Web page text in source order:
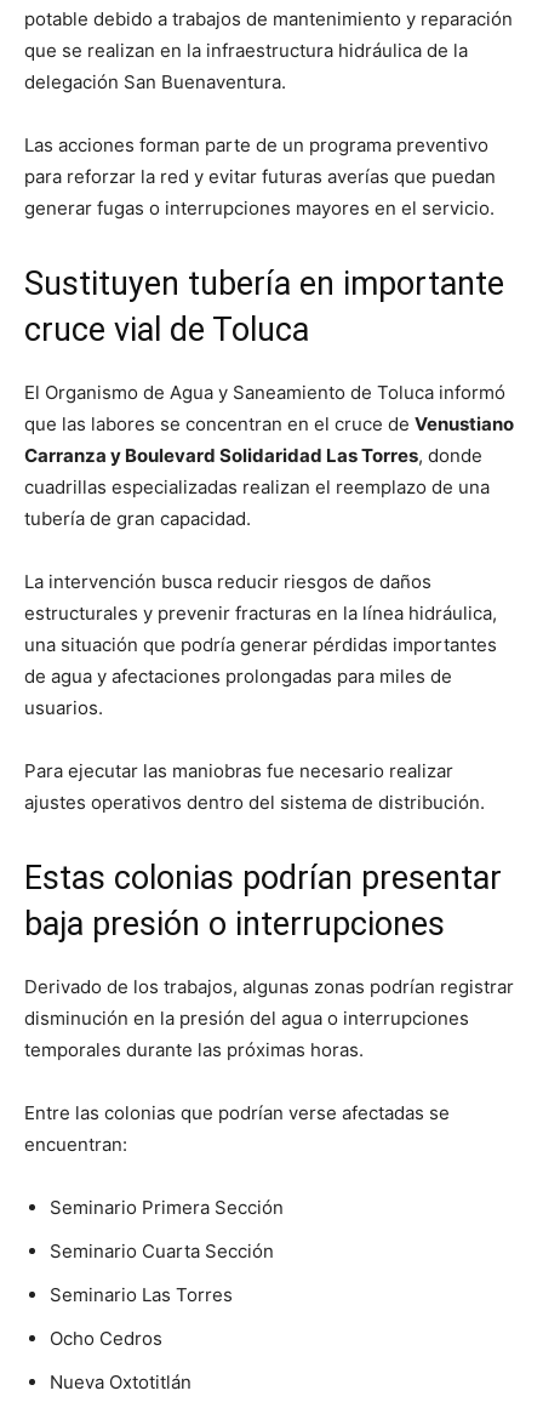
potable debido a trabajos de mantenimiento y reparación
que se realizan en la infraestructura hidráulica de la
delegación San Buenaventura.
Las acciones forman parte de un programa preventivo
para reforzar la red y evitar futuras averías que puedan
generar fugas o interrupciones mayores en el servicio.
Sustituyen tubería en importante
cruce vial de Toluca
El Organismo de Agua y Saneamiento de Toluca informó
que las labores se concentran en el cruce de Venustiano
Carranza y Boulevard Solidaridad Las Torres, donde
cuadrillas especializadas realizan el reemplazo de una
tubería de gran capacidad.
La intervención busca reducir riesgos de daños
estructurales y prevenir fracturas en la línea hidráulica,
una situación que podría generar pérdidas importantes
de agua y afectaciones prolongadas para miles de
usuarios.
Para ejecutar las maniobras fue necesario realizar
ajustes operativos dentro del sistema de distribución.
Estas colonias podrían presentar
baja presión o interrupciones
Derivado de los trabajos, algunas zonas podrían registrar
disminución en la presión del agua o interrupciones
temporales durante las próximas horas.
Entre las colonias que podrían verse afectadas se
encuentran:
Seminario Primera Sección
Seminario Cuarta Sección
Seminario Las Torres
Ocho Cedros
Nueva Oxtotitlán